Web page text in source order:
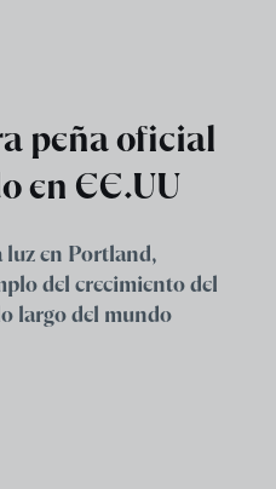
peña oficial
en EE.UU
luz en Portland,
del crecimiento del
largo del mundo